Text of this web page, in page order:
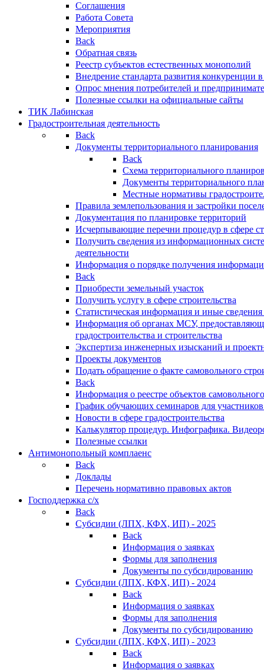
Соглашения
Работа Совета
Мероприятия
Back
Обратная связь
Реестр субъектов естественных монополий
Внедрение стандарта развития конкуренции
Опрос мнения потребителей и
Полезные ссылки на официальные сайты
ТИК Лабинская
Градостроительная деятельность
Back
Документы территориального планирования
Back
Схема территориального
Документы территориального
Местные нормативы
Правила землепользования и застройки
Документация по планировке территорий
Исчерпывающие перечни процедур в сфере
Получить сведения из информационных
деятельности
Информация о порядке получения
Back
Приобрести земельный участок
Получить услугу в сфере строительства
Статистическая информация и иные сведения
Информация об органах МСУ,
градостроительства и строительства
Экспертиза инженерных изысканий и
Проекты документов
Подать обращение о факте самовольного
Back
Информация о реестре объектов
График обучающих семинаров для участников
Новости в сфере градостроительства
Калькулятор процедур. Инфографика.
Полезные ссылки
Антимонопольный комплаенс
Back
Доклады
Перечень нормативно правовых актов
Господдержка с/х
Back
Субсидии (ЛПХ, КФХ, ИП) - 2025
Back
Информация о заявках
Формы для заполнения
Документы по субсидированию
Субсидии (ЛПХ, КФХ, ИП) - 2024
Back
Информация о заявках
Формы для заполнения
Документы по субсидированию
Субсидии (ЛПХ, КФХ, ИП) - 2023
Back
Информация о заявках